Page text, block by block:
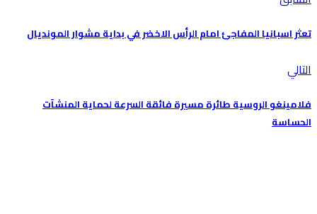
تعثر اسبانيا المفاجئ امام الرأس الاخضر في بداية مشوار المونديال
التالي
فلامينغو الروسية طائرة مسيرة فائقة السرعة لحماية المنشآت
الحساسة